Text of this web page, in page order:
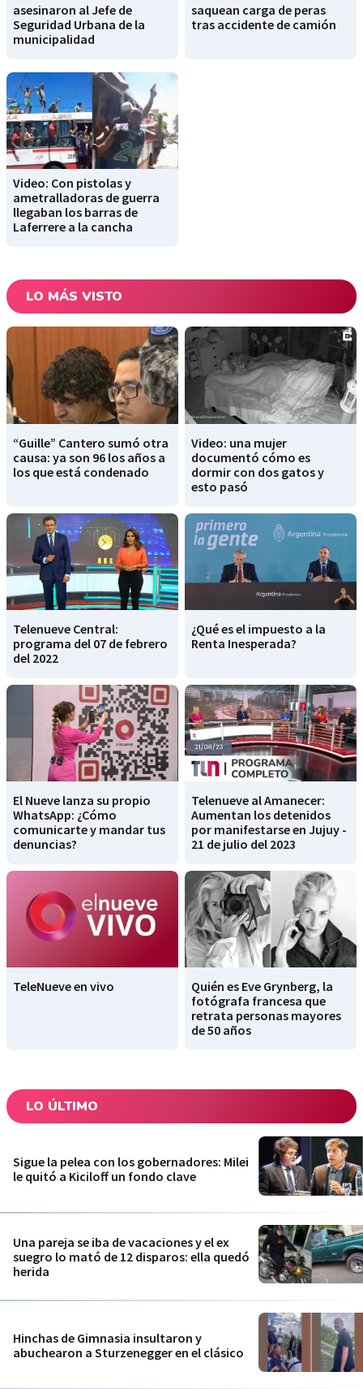
asesinaron al Jefe de
Seguridad Urbana de la
municipalidad
saquean carga de peras
tras accidente de camión
Video: Con pistolas y
ametralladoras de guerra
llegaban los barras de
Laferrere a la cancha
LO MÁS VISTO
“Guille” Cantero sumó otra
causa: ya son 96 los años a
los que está condenado
Video: una mujer
documentó cómo es
dormir con dos gatos y
esto pasó
Telenueve Central:
programa del 07 de febrero
del 2022
¿Qué es el impuesto a la
Renta Inesperada?
El Nueve lanza su propio
WhatsApp: ¿Cómo
comunicarte y mandar tus
denuncias?
Telenueve al Amanecer:
Aumentan los detenidos
por manifestarse en Jujuy -
21 de julio del 2023
TeleNueve en vivo
Quién es Eve Grynberg, la
fotógrafa francesa que
retrata personas mayores
de 50 años
LO ÚLTIMO
Sigue la pelea con los gobernadores: Milei
le quitó a Kiciloff un fondo clave
Una pareja se iba de vacaciones y el ex
suegro lo mató de 12 disparos: ella quedó
herida
Hinchas de Gimnasia insultaron y
abuchearon a Sturzenegger en el clásico